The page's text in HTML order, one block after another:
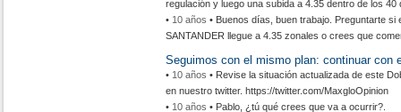
regulación y luego una subida a 4.35 dentro de los 40
• 10 años • Buenos días, buen trabajo. Preguntarte
SANTANDER llegue a 4.35 zonales o crees que
Seguimos con el mismo plan: continuar con
• 10 años • Revise la situación actualizada de este
en nuestro twitter. https://twitter.com/MaxgloOpinion
• 10 años • Pablo, ¿tú qué crees que va a ocurrir?.